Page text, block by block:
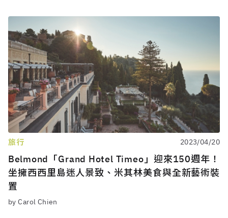
旅行 2023/04/20
Belmond「Grand Hotel Timeo」迎來150週年！
坐擁西西里島迷人景致、米其林美食與全新藝術裝
置
by Carol Chien